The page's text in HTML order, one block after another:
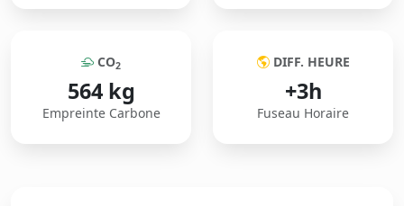
CO2
564 kg
Empreinte Carbone
DIFF. HEURE
+3h
Fuseau Horaire